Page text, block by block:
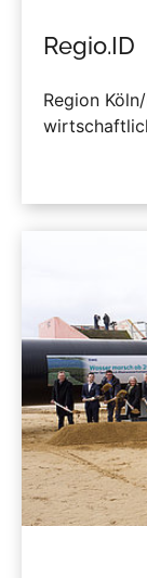
Regio.ID
Region